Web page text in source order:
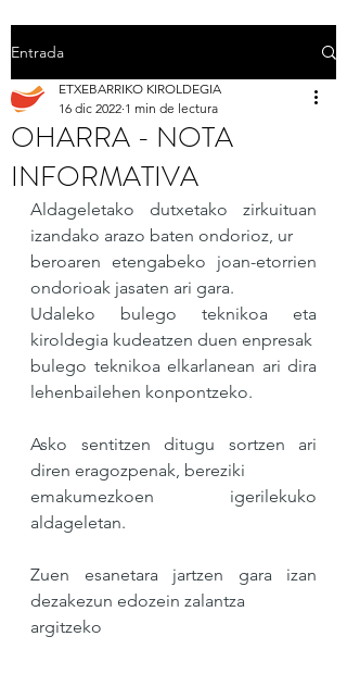
Entrada
OHARRA - NOTA
INFORMATIVA
ETXEBARRIKO KIROLDEGIA
16 dic 2022 1 min de lectura
Aldageletako dutxetako zirkuituan
izandako arazo baten ondorioz, ur
beroaren etengabeko joan-etorrien
ondorioak jasaten ari gara.
Udaleko bulego teknikoa eta
kiroldegia kudeatzen duen enpresak
bulego teknikoa elkarlanean ari dira
lehenbailehen konpontzeko.
Asko sentitzen ditugu sortzen ari
diren eragozpenak, bereziki
emakumezkoen igerilekuko
aldageletan.
Zuen esanetara jartzen gara izan
dezakezun edozein zalantza